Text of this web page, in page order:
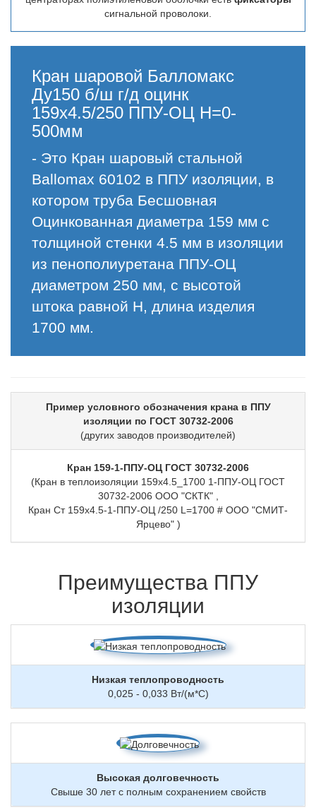
сигнальной проволоки.
Кран шаровой Балломакс
Ду150 б/ш г/д оцинк
159х4.5/250 ППУ-ОЦ H=0-
500мм
- Это Кран шаровый стальной
Ballomax 60102 в ППУ изоляции, в
котором труба Бесшовная
Оцинкованная диаметра 159 мм с
толщиной стенки 4.5 мм в изоляции
из пенополиуретана ППУ-ОЦ
диаметром 250 мм, с высотой
штока равной H, длина изделия
1700 мм.
Пример условного обозначения крана в ППУ
изоляции по ГОСТ 30732-2006
(других заводов производителей)
Кран 159-1-ППУ-ОЦ ГОСТ 30732-2006
(Кран в теплоизоляции 159х4.5_1700 1-ППУ-ОЦ ГОСТ
30732-2006 ООО "СКТК" ,
Кран Ст 159х4.5-1-ППУ-ОЦ /250 L=1700 # ООО "СМИТ-
Ярцево" )
Преимущества ППУ
изоляции
Низкая теплопроводность
0,025 - 0,033 Вт/(м*С)
Высокая долговечность
Свыше 30 лет с полным сохранением свойств